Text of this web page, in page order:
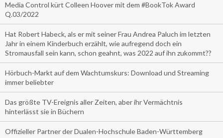
Media Control kürt Colleen Hoover mit dem #BookTok Award
Q.03/2022
Hat Robert Habeck, als er mit seiner Frau Andrea Paluch im letzten
Jahr in einem Kinderbuch erzählt, wie aufregend doch ein
Stromausfall sein kann, schon geahnt, was 2022 auf ihn zukommt??
Hörbuch-Markt auf dem Wachtumskurs: Download und Streaming
immer beliebter
Das größte TV-Ereignis aller Zeiten, aber ihr Vermächtnis
hinterlässt sie in Büchern
Offizieller Partner der Dualen-Hochschule Baden-Württemberg